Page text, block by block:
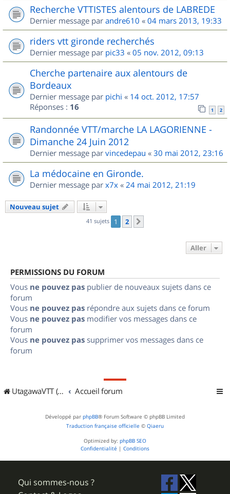
Recherche VTTISTES alentours de LABREDE
Dernier message par andre610 « 04 mars 2013, 19:33
riders vtt gironde recherchés
Dernier message par pic33 « 05 nov. 2012, 09:13
Cherche partenaire aux alentours de
Bordeaux
Dernier message par pichi « 14 oct. 2012, 17:57
Réponses : 16 1 2
Randonnée VTT/marche LA LAGORIENNE -
Dimanche 24 Juin 2012
Dernier message par vincedepau « 30 mai 2012, 23:16
La médocaine en Gironde.
Dernier message par x7x « 24 mai 2012, 21:19
Nouveau sujet
41 sujets 1 2
Aller
PERMISSIONS DU FORUM
Vous ne pouvez pas publier de nouveaux sujets dans ce
forum
Vous ne pouvez pas répondre aux sujets dans ce forum
Vous ne pouvez pas modifier vos messages dans ce
forum
Vous ne pouvez pas supprimer vos messages dans ce
forum
UtagawaVTT (Randos VTT et VTTAE avec traces GPS) Accueil forum
Développé par phpBB® Forum Software © phpBB Limited
Traduction française officielle © Qiaeru
Optimized by: phpBB SEO
Confidentialité | Conditions
Qui sommes-nous ?